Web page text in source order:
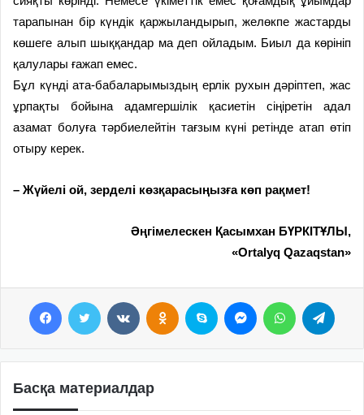
тарапынан бір күндік қаржыландырып, желөкпе жастарды
көшеге алып шыққандар ма деп ойладым. Биыл да көрініп
қалулары ғажап емес.
Бұл күнді ата-бабаларымыздың ерлік рухын дәріптеп, жас
ұрпақты бойына адамгершілік қасиетін сіңіретін адал
азамат болуға тәрбиелейтін тағзым күні ретінде атап өтіп
отыру керек.
– Жүйелі ой, зерделі көзқарасыңызға көп рақмет!
Әңгімелескен Қасымхан БҮРКІТҰЛЫ,
«Ortalyq Qazaqstan»
Басқа материалдар